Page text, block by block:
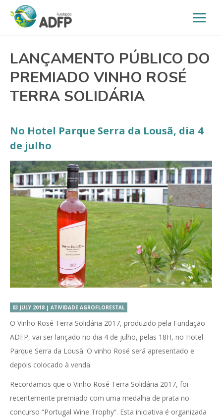
LANÇAMENTO PÚBLICO DO
PREMIADO VINHO ROSÉ
TERRA SOLIDÁRIA
No Hotel Parque Serra da Lousã, dia 4
de julho
03 JULY 2018 | ATIVIDADE AGROFLORESTAL
O Vinho Rosé Terra Solidária 2017, produzido pela Fundação
ADFP, vai ser lançado no dia 4 de julho, pelas 18H, no Hotel
Parque Serra da Lousã. O vinho Rosé será apresentado e
depois colocado à venda.
Recordamos que o Vinho Rosé Terra Solidária 2017, foi
recentemente premiado com uma medalha de prata no
concurso “Portugal Wine Trophy”. Esta iniciativa é organizada